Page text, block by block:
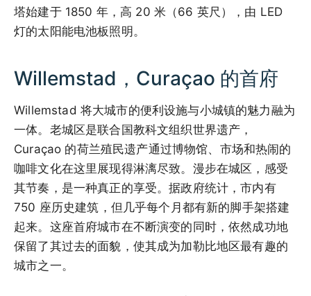
塔始建于 1850 年，高 20 米（66 英尺），由 LED
灯的太阳能电池板照明。
Willemstad，Curaçao 的首府
Willemstad 将大城市的便利设施与小城镇的魅力融为
一体。老城区是联合国教科文组织世界遗产，
Curaçao 的荷兰殖民遗产通过博物馆、市场和热闹的
咖啡文化在这里展现得淋漓尽致。漫步在城区，感受
其节奏，是一种真正的享受。据政府统计，市内有
750 座历史建筑，但几乎每个月都有新的脚手架搭建
起来。这座首府城市在不断演变的同时，依然成功地
保留了其过去的面貌，使其成为加勒比地区最有趣的
城市之一。